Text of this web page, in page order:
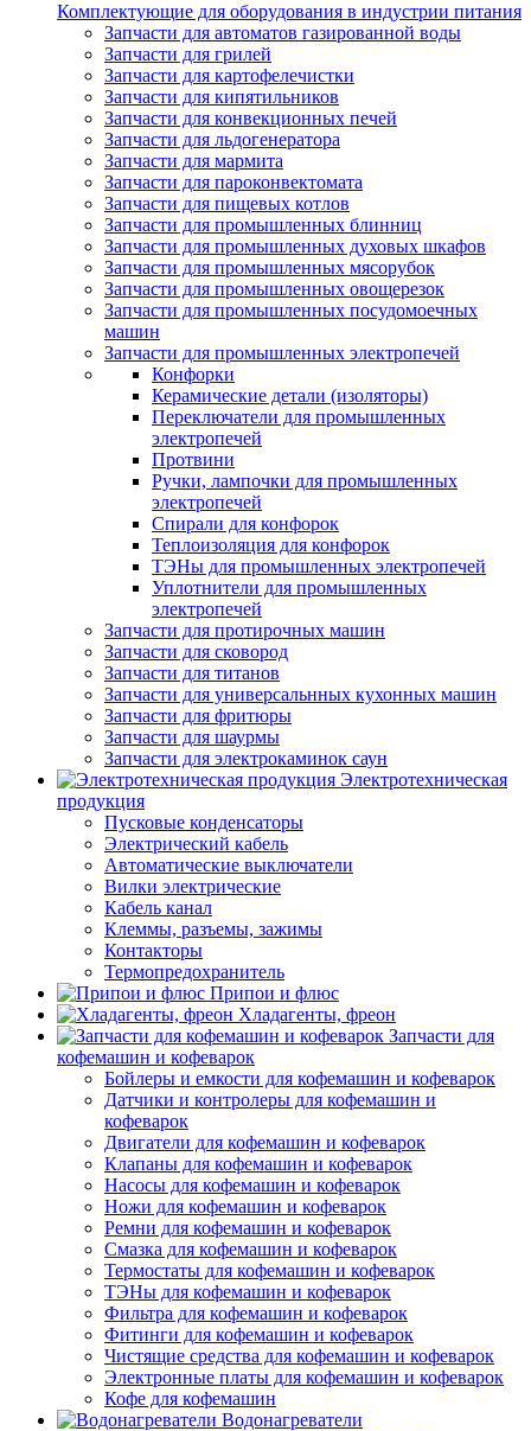
Комплектующие для оборудования в индустрии питания
Запчасти для автоматов газированной воды
Запчасти для грилей
Запчасти для картофелечистки
Запчасти для кипятильников
Запчасти для конвекционных печей
Запчасти для льдогенератора
Запчасти для мармита
Запчасти для пароконвектомата
Запчасти для пищевых котлов
Запчасти для промышленных блинниц
Запчасти для промышленных духовых шкафов
Запчасти для промышленных мясорубок
Запчасти для промышленных овощерезок
Запчасти для промышленных посудомоечных
машин
Запчасти для промышленных электропечей
Конфорки
Керамические детали (изоляторы)
Переключатели для промышленных
электропечей
Протвини
Ручки, лампочки для промышленных
электропечей
Спирали для конфорок
Теплоизоляция для конфорок
ТЭНы для промышленных электропечей
Уплотнители для промышленных
электропечей
Запчасти для протирочных машин
Запчасти для сковород
Запчасти для титанов
Запчасти для универсальнных кухонных машин
Запчасти для фритюры
Запчасти для шаурмы
Запчасти для электрокаминок саун
Электротехническая
продукция
Пусковые конденсаторы
Электрический кабель
Автоматические выключатели
Вилки электрические
Кабель канал
Клеммы, разъемы, зажимы
Контакторы
Термопредохранитель
Припои и флюс
Хладагенты, фреон
Запчасти для
кофемашин и кофеварок
Бойлеры и емкости для кофемашин и кофеварок
Датчики и контролеры для кофемашин и
кофеварок
Двигатели для кофемашин и кофеварок
Клапаны для кофемашин и кофеварок
Насосы для кофемашин и кофеварок
Ножи для кофемашин и кофеварок
Ремни для кофемашин и кофеварок
Смазка для кофемашин и кофеварок
Термостаты для кофемашин и кофеварок
ТЭНы для кофемашин и кофеварок
Фильтра для кофемашин и кофеварок
Фитинги для кофемашин и кофеварок
Чистящие средства для кофемашин и кофеварок
Электронные платы для кофемашин и кофеварок
Кофе для кофемашин
Водонагреватели